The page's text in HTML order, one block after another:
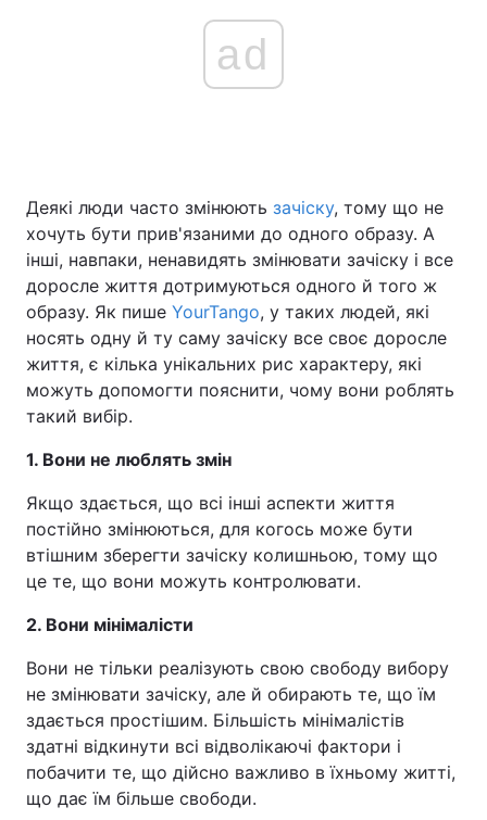
ad
Деякі люди часто змінюють зачіску, тому що не
хочуть бути прив'язаними до одного образу. А
інші, навпаки, ненавидять змінювати зачіску і все
доросле життя дотримуються одного й того ж
образу. Як пише YourTango, у таких людей, які
носять одну й ту саму зачіску все своє доросле
життя, є кілька унікальних рис характеру, які
можуть допомогти пояснити, чому вони роблять
такий вибір.
1. Вони не люблять змін
Якщо здається, що всі інші аспекти життя
постійно змінюються, для когось може бути
втішним зберегти зачіску колишньою, тому що
це те, що вони можуть контролювати.
2. Вони мінімалісти
Вони не тільки реалізують свою свободу вибору
не змінювати зачіску, але й обирають те, що їм
здається простішим. Більшість мінімалістів
здатні відкинути всі відволікаючі фактори і
побачити те, що дійсно важливо в їхньому житті,
що дає їм більше свободи.